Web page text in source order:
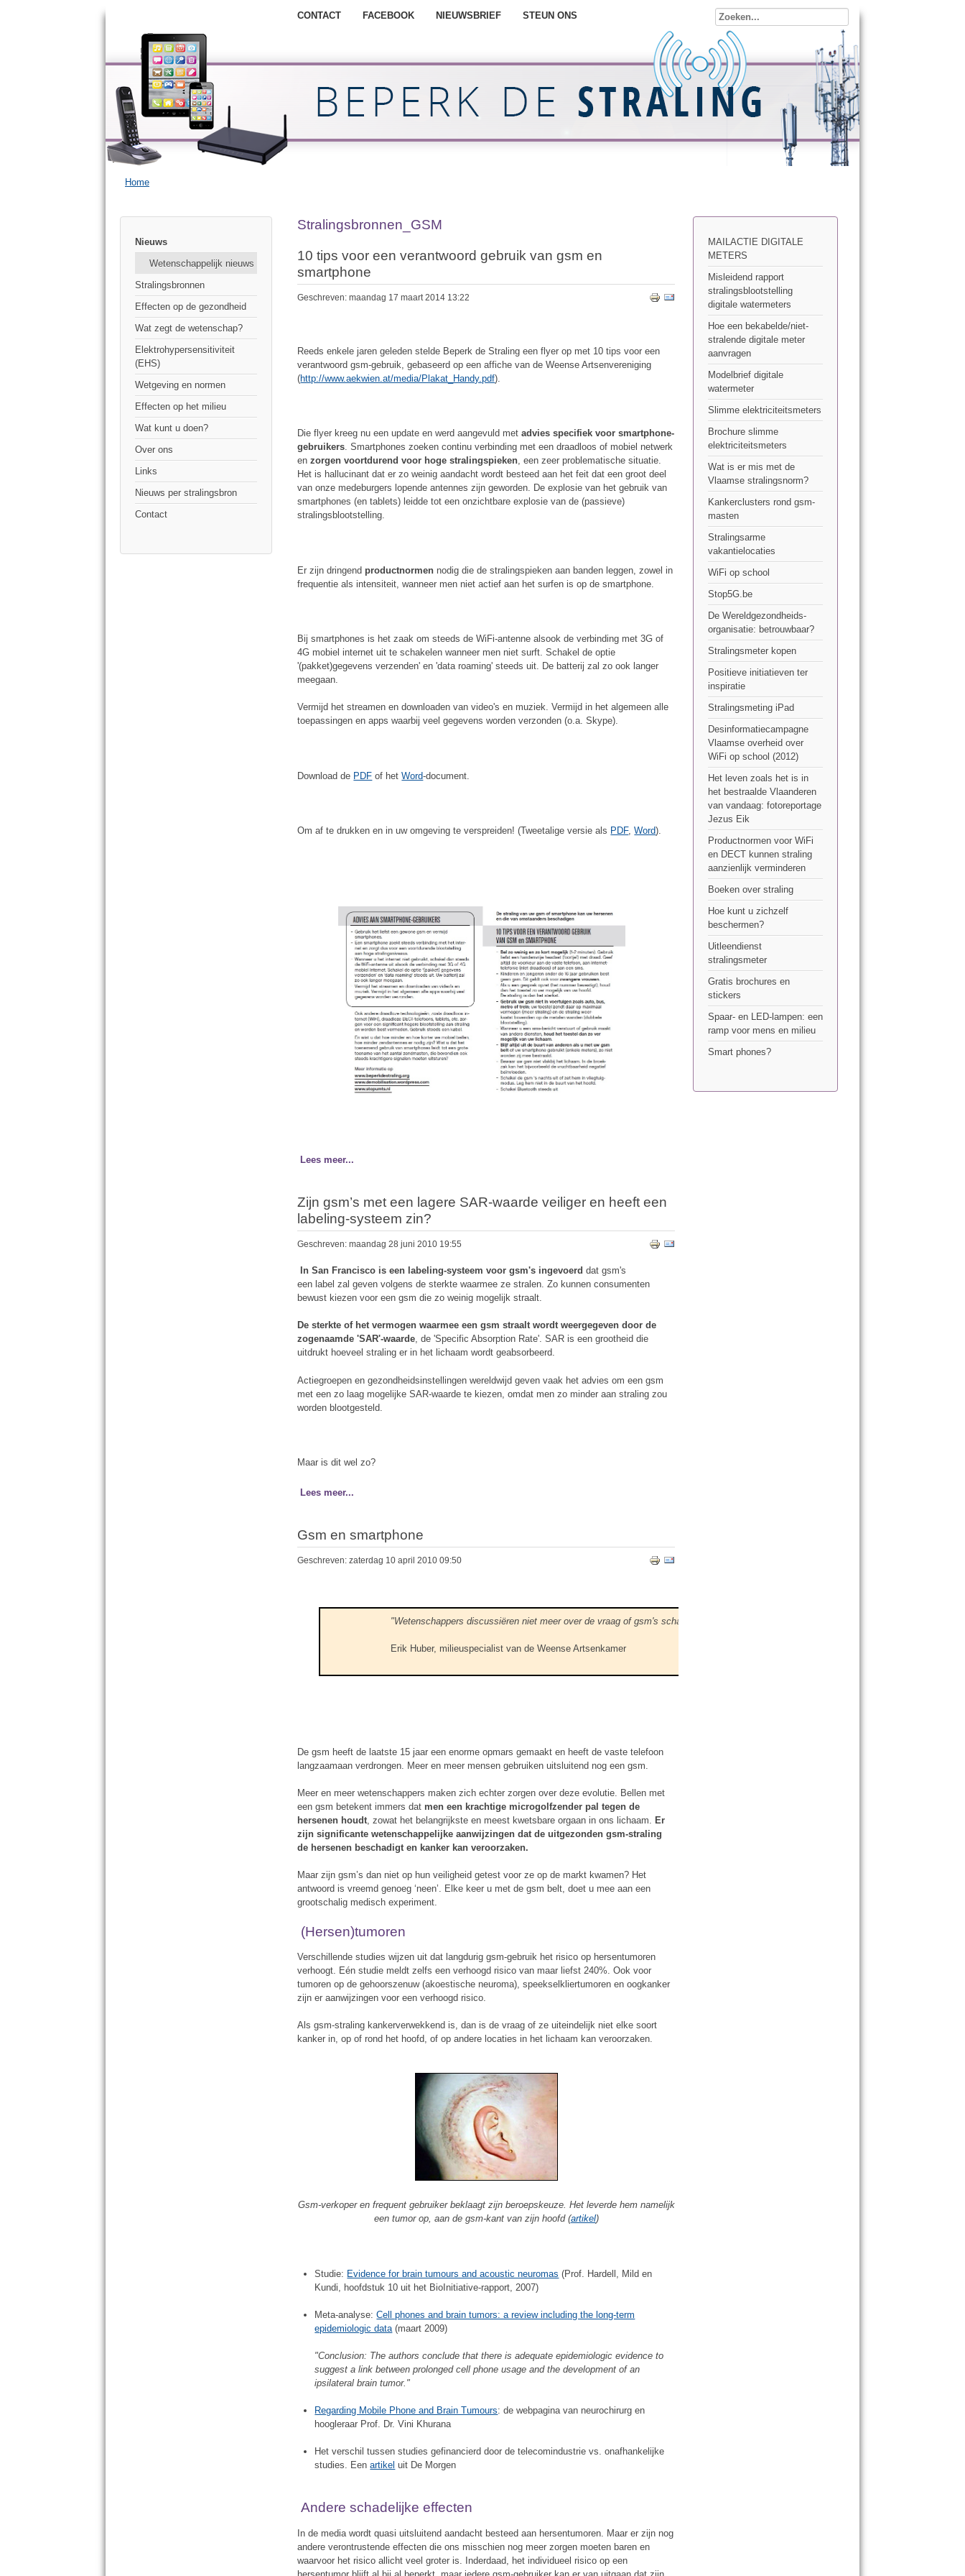
CONTACT FACEBOOK NIEUWSBRIEF STEUN ONS
Home
Nieuws
Wetenschappelijk nieuws
Stralingsbronnen
Effecten op de gezondheid
Wat zegt de wetenschap?
Elektrohypersensitiviteit
(EHS)
Wetgeving en normen
Effecten op het milieu
Wat kunt u doen?
Over ons
Links
Nieuws per stralingsbron
Contact
Stralingsbronnen_GSM
10 tips voor een verantwoord gebruik van gsm en
smartphone
Geschreven: maandag 17 maart 2014 13:22
Reeds enkele jaren geleden stelde Beperk de Straling een flyer op met 10 tips voor een
verantwoord gsm-gebruik, gebaseerd op een affiche van de Weense Artsenvereniging
(http://www.aekwien.at/media/Plakat_Handy.pdf).
Die flyer kreeg nu een update en werd aangevuld metadvies specifiek voor smartphone-
gebruikers. Smartphones zoeken continu verbinding met een draadloos of mobiel netwerk
en zorgen voortdurend voor hoge stralingspieken, een zeer problematische situatie.
Het is hallucinant dat er zo weinig aandacht wordt besteed aan het feit dat een groot deel
van onze medeburgers lopende antennes zijn geworden. De explosie van het gebruik van
smartphones (en tablets) leidde tot een onzichtbare explosie van de (passieve)
stralingsblootstelling.
Er zijn dringend productnormen nodig die de stralingspieken aan banden leggen, zowel in
frequentie als intensiteit, wanneer men niet actief aan het surfen is op de smartphone.
Bij smartphones is het zaak om steeds de WiFi-antenne alsook de verbinding met 3G of
4G mobiel internet uit te schakelen wanneer men niet surft. Schakel de optie
'(pakket)gegevens verzenden' en 'data roaming' steeds uit. De batterij zal zo ook langer
meegaan.
Vermijd het streamen en downloaden van video's en muziek. Vermijd in het algemeen alle
toepassingen en apps waarbij veel gegevens worden verzonden (o.a. Skype).
Download de PDF of hetWord-document.
Om af te drukken en in uw omgeving te verspreiden! (Tweetalige versie als PDF,Word).
Lees meer...
Zijn gsm’s met een lagere SAR-waarde veiliger en heeft een
labeling-systeem zin?
Geschreven: maandag 28 juni 2010 19:55
In San Francisco is een labeling-systeem voor gsm's ingevoerd dat gsm's
een label zal geven volgens de sterkte waarmee ze stralen. Zo kunnen consumenten
bewust kiezen voor een gsm die zo weinig mogelijk straalt.
De sterkte of het vermogen waarmee een gsm straalt wordt weergegeven door de
zogenaamde 'SAR'-waarde, de 'Specific Absorption Rate'. SAR is een grootheid die
uitdrukt hoeveel straling er in het lichaam wordt geabsorbeerd.
Actiegroepen en gezondheidsinstellingen wereldwijd geven vaak het advies om een gsm
met een zo laag mogelijke SAR-waarde te kiezen, omdat men zo minder aan straling zou
worden blootgesteld.
Maar is dit wel zo?
Lees meer...
Gsm en smartphone
Geschreven: zaterdag 10 april 2010 09:50
"Wetenschappers discussiëren niet meer over de vraag of gsm's schadelijk zijn. De vraag is nu hoe schadelijk ze zijn."
Erik Huber, milieuspecialist van de Weense Artsenkamer
De gsm heeft de laatste 15 jaar een enorme opmars gemaakt en heeft de vaste telefoon
langzaamaan verdrongen. Meer en meer mensen gebruiken uitsluitend nog een gsm.
Meer en meer wetenschappers maken zich echter zorgen over deze evolutie. Bellen met
een gsm betekent immers dat men een krachtige microgolfzender pal tegen de
hersenen houdt, zowat het belangrijkste en meest kwetsbare orgaan in ons lichaam. Er
zijn significante wetenschappelijke aanwijzingen dat de uitgezonden gsm-straling
de hersenen beschadigt en kanker kan veroorzaken.
Maar zijn gsm’s dan niet op hun veiligheid getest voor ze op de markt kwamen? Het
antwoord is vreemd genoeg ‘neen’. Elke keer u met de gsm belt, doet u mee aan een
grootschalig medisch experiment.
(Hersen)tumoren
Verschillende studies wijzen uit dat langdurig gsm-gebruik het risico op hersentumoren
verhoogt. Eén studie meldt zelfs een verhoogd risico van maar liefst 240%. Ook voor
tumoren op de gehoorszenuw (akoestische neuroma), speekselkliertumoren en oogkanker
zijn er aanwijzingen voor een verhoogd risico.
Als gsm-straling kankerverwekkend is, dan is de vraag of ze uiteindelijk niet elke soort
kanker in, op of rond het hoofd, of op andere locaties in het lichaam kan veroorzaken.
Gsm-verkoper en frequent gebruiker beklaagt zijn beroepskeuze. Het leverde hem namelijk
een tumor op, aan de gsm-kant van zijn hoofd (artikel)
Studie: Evidence for brain tumours and acoustic neuromas (Prof. Hardell, Mild en
Kundi, hoofdstuk 10 uit het BioInitiative-rapport, 2007)
Meta-analyse:Cell phones and brain tumors: a review including the long-term
epidemiologic data (maart 2009)
"Conclusion: The authors conclude that there is adequate epidemiologic evidence to
suggest a link between prolonged cell phone usage and the development of an
ipsilateral brain tumor."
Regarding Mobile Phone and Brain Tumours: de webpagina van neurochirurg en
hoogleraar Prof. Dr. Vini Khurana
Het verschil tussen studies gefinancierd door de telecomindustrie vs. onafhankelijke
studies. Eenartikel uit De Morgen
Andere schadelijke effecten
In de media wordt quasi uitsluitend aandacht besteed aan hersentumoren. Maar er zijn nog
andere verontrustende effecten die ons misschien nog meer zorgen moeten baren en
waarvoor het risico allicht veel groter is. Inderdaad, het individueel risico op een
MAILACTIE DIGITALE
METERS
Misleidend rapport
stralingsblootstelling
digitale watermeters
Hoe een bekabelde/niet-
stralende digitale meter
aanvragen
Modelbrief digitale
watermeter
Slimme elektriciteitsmeters
Brochure slimme
elektriciteitsmeters
Wat is er mis met de
Vlaamse stralingsnorm?
Kankerclusters rond gsm-
masten
Stralingsarme
vakantielocaties
WiFi op school
Stop5G.be
De Wereldgezondheids-
organisatie: betrouwbaar?
Stralingsmeter kopen
Positieve initiatieven ter
inspiratie
Stralingsmeting iPad
Desinformatiecampagne
Vlaamse overheid over
WiFi op school (2012)
Het leven zoals het is in
het bestraalde Vlaanderen
van vandaag: fotoreportage
Jezus Eik
Productnormen voor WiFi
en DECT kunnen straling
aanzienlijk verminderen
Boeken over straling
Hoe kunt u zichzelf
beschermen?
Uitleendienst
stralingsmeter
Gratis brochures en
stickers
Spaar- en LED-lampen: een
ramp voor mens en milieu
Smart phones?